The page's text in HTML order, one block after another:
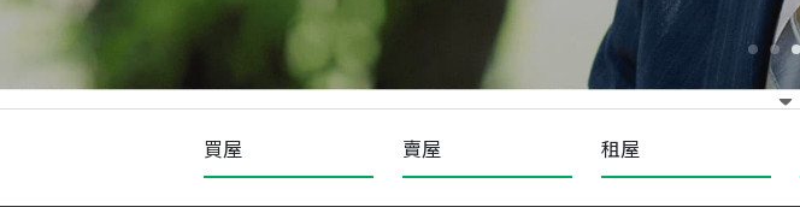
買屋 賣屋 租屋